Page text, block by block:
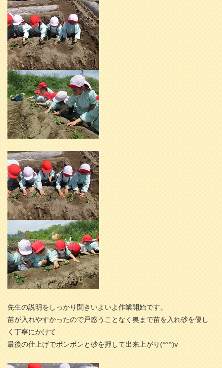
先生の説明をしっかり聞きいよいよ作業開始です。
苗が入れやすかったので戸惑うことなく奥まで苗を入れ砂を優し
く丁寧にかけて
最後の仕上げでポンポンと砂を押して出来上がり(*^^)v